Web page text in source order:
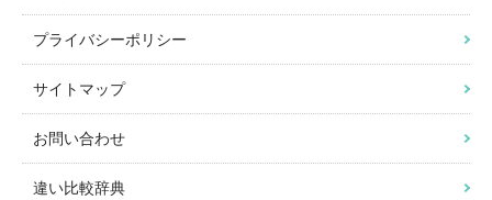
プライバシーポリシー
サイトマップ
お問い合わせ
違い比較辞典